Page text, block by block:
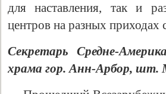
для наставления, так и
центров на разных приходах
Секретарь Средне-
храма гор. Анн-Арбор, шт.